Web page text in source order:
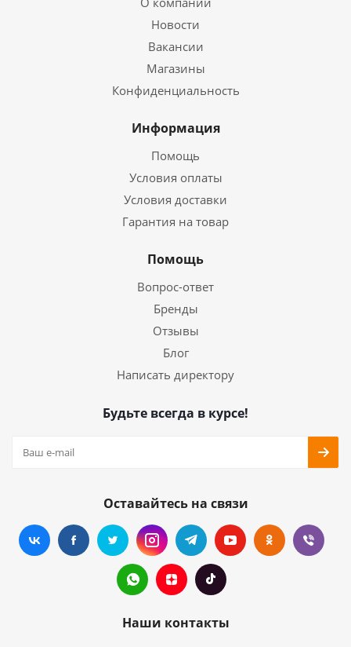
Новости
Вакансии
Магазины
Конфиденциальность
Информация
Помощь
Условия оплаты
Условия доставки
Гарантия на товар
Помощь
Вопрос-ответ
Бренды
Отзывы
Блог
Написать директору
Будьте всегда в курсе!
Оставайтесь на связи
Наши контакты